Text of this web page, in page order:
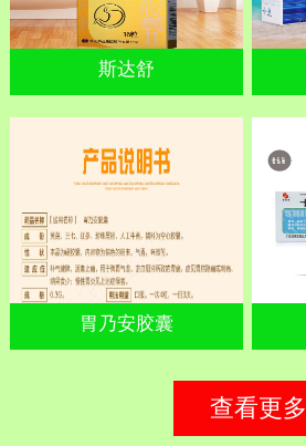
斯达舒
胃乃安胶囊
查看更多